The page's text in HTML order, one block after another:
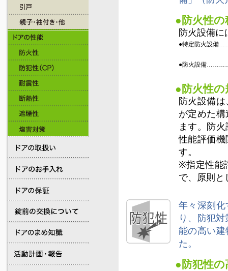
●防火性の
防火設備
●特定防火設備
●防火設備
●防火性の
防火設備
が定めた
ます。防
性能評価
す。
※指定性能
で、原則と
年々深刻
り、防犯
能の高い
た。
●防犯性の